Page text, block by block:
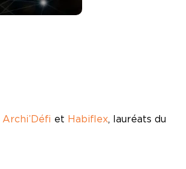
Archi’Défi et Habiflex, lauréats du